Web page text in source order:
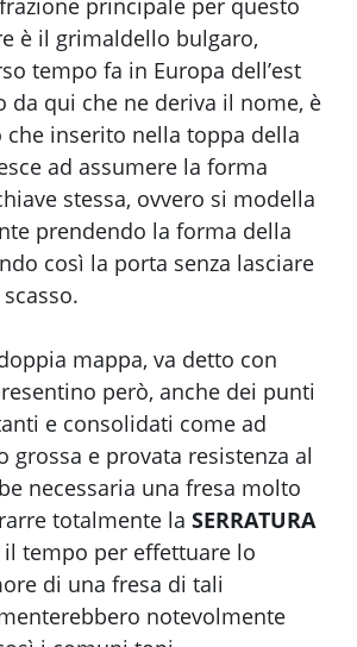
principale per questo
è il grimaldello bulgaro,
tempo fa in Europa dell’est
da qui che ne deriva il nome, è
inserito nella toppa della
ad assumere la forma
stessa, ovvero si modella
prendendo la forma della
così la porta senza lasciare
mappa, va detto con
però, anche dei punti
e consolidati come ad
grossa e provata resistenza al
necessaria una fresa molto
totalmente la SERRATURA
tempo per effettuare lo
di una fresa di tali
notevolmente